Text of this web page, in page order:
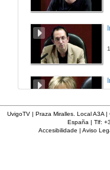
UvigoTV | Praza Miralles. Local A3A
España | Tlf:
Accesibilidade | Aviso